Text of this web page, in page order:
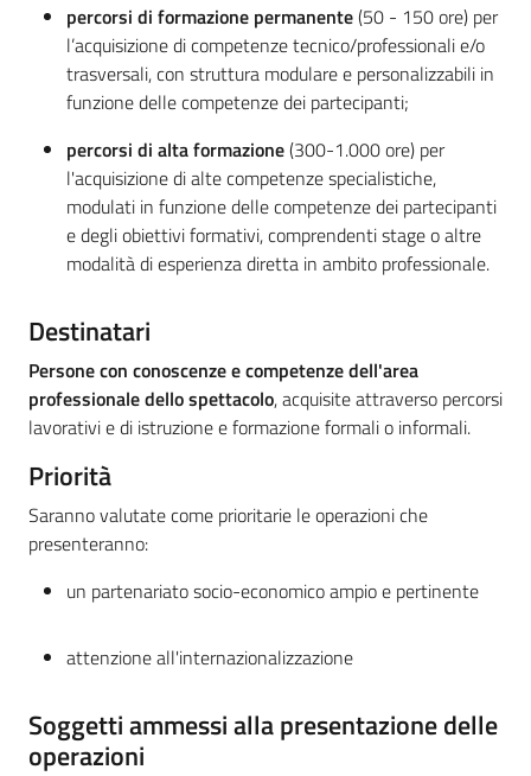
percorsi di formazione permanente(50 - 150 ore) per
l’acquisizione di competenze tecnico/professionali e/o
trasversali, con struttura modulare e personalizzabili in
funzione delle competenze dei partecipanti;
percorsi di alta formazione(300-1.000 ore) per
l'acquisizione di alte competenze specialistiche,
modulati in funzione delle competenze dei partecipanti
e degli obiettivi formativi, comprendenti stage o altre
modalità di esperienza diretta in ambito professionale.
Destinatari
Persone con conoscenze e competenze dell'area
professionale dello spettacolo, acquisite attraverso percorsi
lavorativi e di istruzione e formazione formali o informali.
Priorità
Saranno valutate come prioritarie le operazioni che
presenteranno:
un partenariato socio-economico ampio e pertinente
attenzione all'internazionalizzazione
Soggetti ammessi alla presentazione delle
operazioni